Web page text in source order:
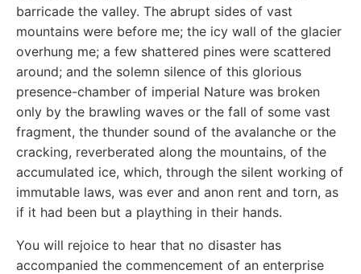
barricade the valley. The abrupt sides of vast
mountains were before me; the icy wall of the glacier
overhung me; a few shattered pines were scattered
around; and the solemn silence of this glorious
presence-chamber of imperial Nature was broken
only by the brawling waves or the fall of some vast
fragment, the thunder sound of the avalanche or the
cracking, reverberated along the mountains, of the
accumulated ice, which, through the silent working of
immutable laws, was ever and anon rent and torn, as
if it had been but a plaything in their hands.
You will rejoice to hear that no disaster has
accompanied the commencement of an enterprise